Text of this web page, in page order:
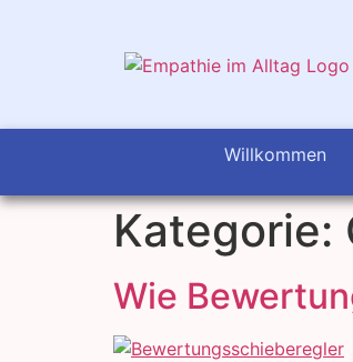
Willkommen
Kategorie:
Wie